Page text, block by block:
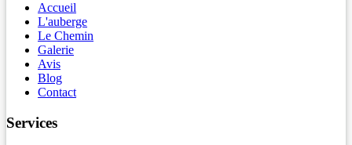
Accueil
L'auberge
Le Chemin
Galerie
Avis
Blog
Contact
Services